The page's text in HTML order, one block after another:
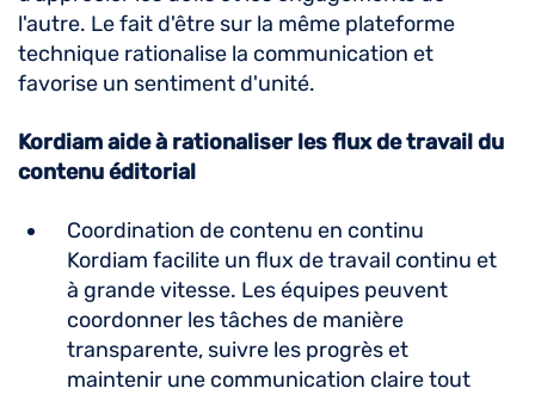
l'autre. Le fait d'être sur la même plateforme
technique rationalise la communication et
favorise un sentiment d'unité.
Kordiam aide à rationaliser les flux de travail du
contenu éditorial
Coordination de contenu en continu
Kordiam facilite un flux de travail continu et
à grande vitesse. Les équipes peuvent
coordonner les tâches de manière
transparente, suivre les progrès et
maintenir une communication claire tout